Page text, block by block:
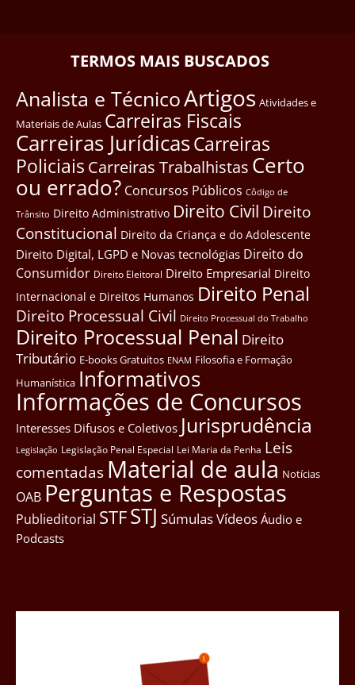
TERMOS MAIS BUSCADOS
Analista e TécnicoArtigos Atividades e
Materiais de Aulas Carreiras Fiscais
Carreiras JurídicasCarreiras
Policiais Carreiras Trabalhistas Certo
ou errado? Concursos Públicos Côdigo de
Trânsito Direito Administrativo Direito Civil Direito
Constitucional Direito da Criança e do Adolescente
Direito Digital, LGPD e Novas tecnológias Direito do
Consumidor Direito Eleitoral Direito Empresarial Direito
Internacional e Direitos Humanos Direito Penal
Direito Processual Civil Direito Processual do Trabalho
Direito Processual Penal Direito
Tributário E-books Gratuitos ENAM Filosofia e Formação
Humanística Informativos
Informações de Concursos
Interesses Difusos e Coletivos Jurisprudência
Legislação Legislação Penal Especial Lei Maria da Penha Leis
comentadas Material de aula Notícias
OAB Perguntas e Respostas
Publieditorial STFSTJ SúmulasVídeos Áudio e
Podcasts